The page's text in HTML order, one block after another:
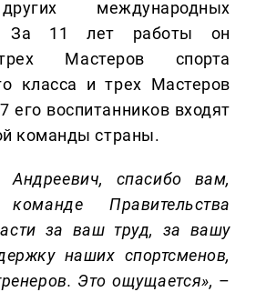
международных
За 11 лет работы он
Мастеров спорта
класса и трех Мастеров
его воспитанников входят
команды страны.
Андреевич, спасибо вам,
Правительства
за ваш труд, за вашу
наших спортсменов,
Это ощущается», –